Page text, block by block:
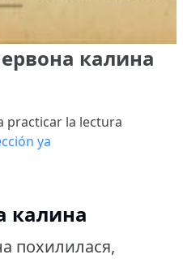
калина
practicar la lectura
ya
калина
похилилася,